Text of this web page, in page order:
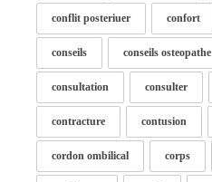
conflit posteriuer confort
conseils conseils osteopathe
consultation consulter
contracture contusion
cordon ombilical corps